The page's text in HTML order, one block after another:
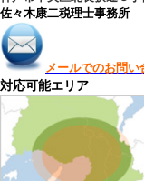
佐々木康二税理士事務所
メールでのお問い
対応可能エリア